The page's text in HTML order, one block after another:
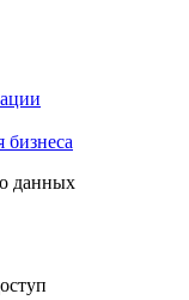
данных